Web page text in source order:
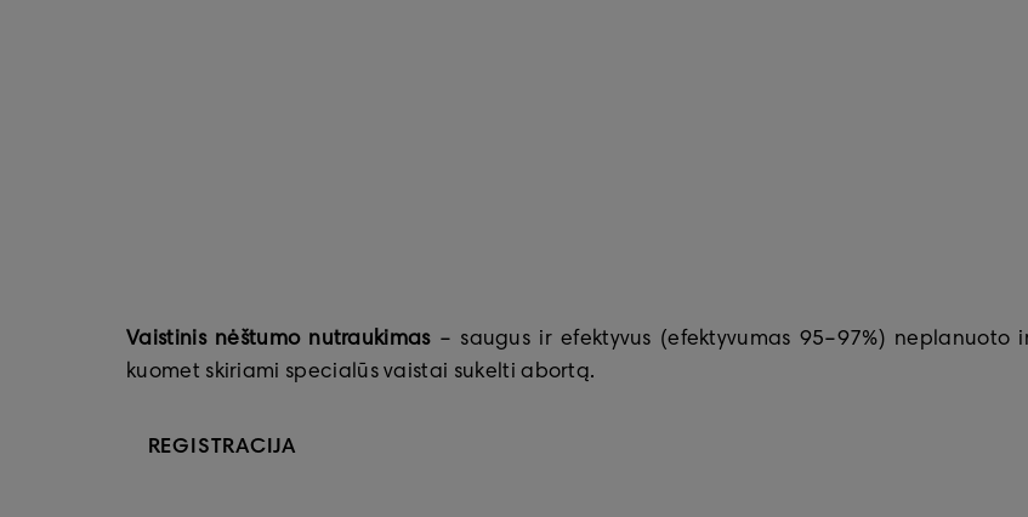
Vaistinis nėštumo nutraukimas– saugus ir efektyvus (efektyvumas 95–97%)
kuomet skiriami specialūs vaistai sukelti abortą.
REGISTRACIJA